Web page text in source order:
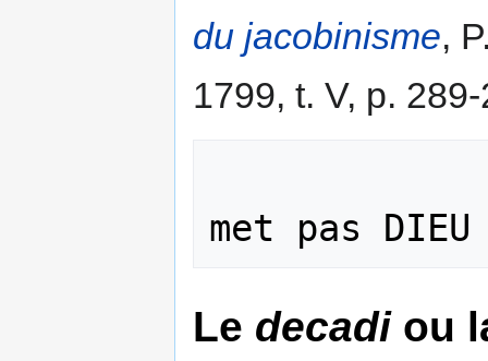
du jacobinisme,
1799, t. V, p.
Le decadiou